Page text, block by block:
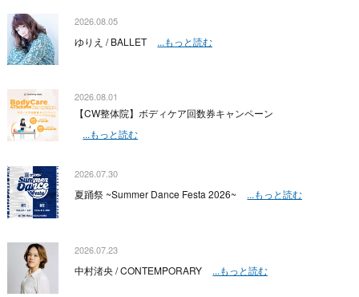
2026.08.05
ゆりえ / BALLET ...もっと読む
2026.08.01
【CW整体院】ボディケア回数券キャンペーン
...もっと読む
2026.07.30
夏踊祭 ~Summer Dance Festa 2026~ ...もっと読む
2026.07.23
中村渚央 / CONTEMPORARY ...もっと読む